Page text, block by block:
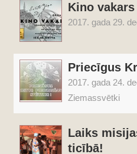
Kino
2017. gada 29.
Priecīgus
2017. gada 24.
Ziemassvētki
Laiks
ticībā!